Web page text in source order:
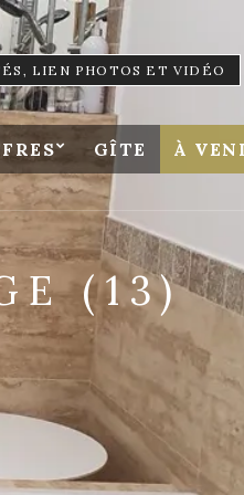
LIEN PHOTOS ET VIDÉO
GÎTE À
(13)